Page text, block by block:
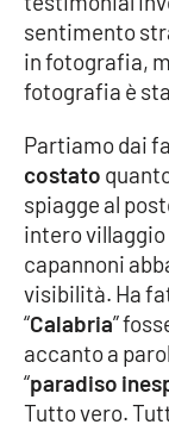
RUBRICHE
Parchi Marini
Leggendo
Imprese Di
Le perfidie di
Venti di
sentimento
in fotografia,
fotografia è
Partiamo dai
costato
spiagge al
intero villaggio
capannoni
visibilità. Ha
“Calabria”
accanto a
“paradiso
Tutto vero.